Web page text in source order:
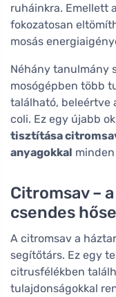
ruháinkra. Emellett
fokozatosan
mosás
Néhány tanulmány
mosógépben több
található, beleértve
coli. Ez egy újabb
tisztítása
anyagokkal
Citromsav –
csendes hőse
A citromsav a
segítőtárs. Ez egy
citrusfélékben
tulajdonságokkal